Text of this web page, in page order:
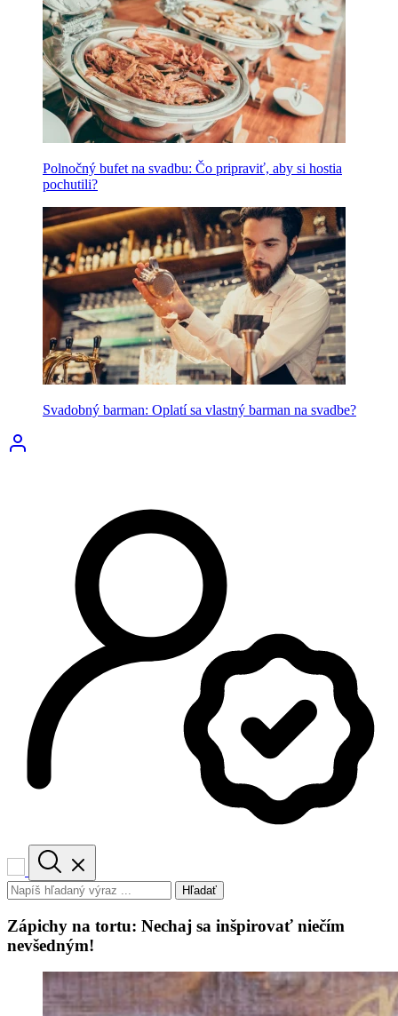
Polnočný bufet na svadbu: Čo pripraviť, aby si hostia
pochutili?
Svadobný barman: Oplatí sa vlastný barman na svadbe?
Hľadať
Zápichy na tortu: Nechaj sa inšpirovať niečím
nevšedným!